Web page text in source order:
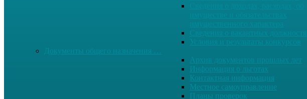
Сведения о вакантных должностях
Условия и результаты конкурсов
Документы общего назначения …
Архив документов прошлых лет
Информация о льготах
Контактная информация
Местное самоуправление
Планы проверок